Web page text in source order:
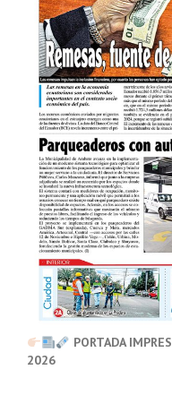
PORTADA
2026